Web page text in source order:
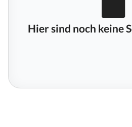
Hier sind noch keine